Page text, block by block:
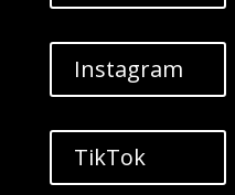
Instagram
TikTok